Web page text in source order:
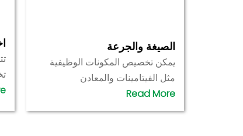
الصيغة والجرعة
يمكن تخصيص المكونات الوظيفية
مثل الفيتامينات والمعادن
والمستخلصات النباتية والكولاجين
والبروبيوتيك وغيرها، ويمكن تعديل